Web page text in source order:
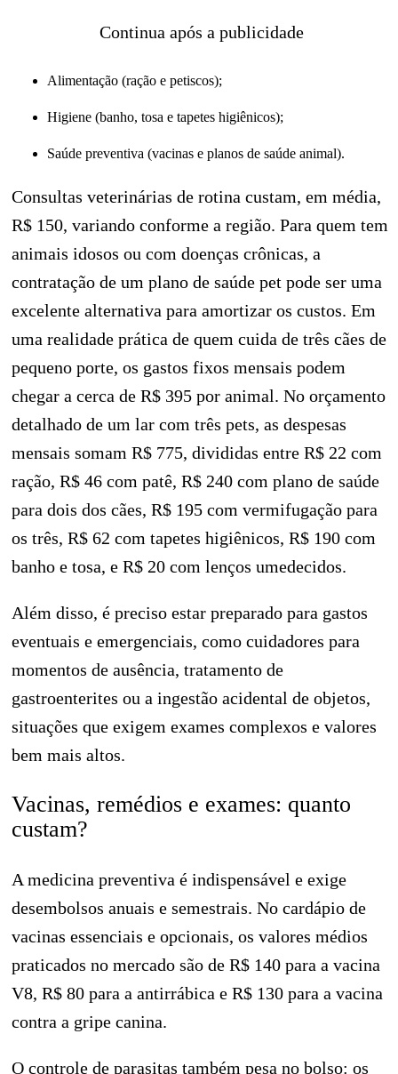
Continua após a publicidade
Alimentação (ração e petiscos);
Higiene (banho, tosa e tapetes higiênicos);
Saúde preventiva (vacinas e planos de saúde animal).
Consultas veterinárias de rotina custam, em média,
R$ 150, variando conforme a região. Para quem tem
animais idosos ou com doenças crônicas, a
contratação de um plano de saúde pet pode ser uma
excelente alternativa para amortizar os custos. Em
uma realidade prática de quem cuida de três cães de
pequeno porte, os gastos fixos mensais podem
chegar a cerca de R$ 395 por animal. No orçamento
detalhado de um lar com três pets, as despesas
mensais somam R$ 775, divididas entre R$ 22 com
ração, R$ 46 com patê, R$ 240 com plano de saúde
para dois dos cães, R$ 195 com vermifugação para
os três, R$ 62 com tapetes higiênicos, R$ 190 com
banho e tosa, e R$ 20 com lenços umedecidos.
Além disso, é preciso estar preparado para gastos
eventuais e emergenciais, como cuidadores para
momentos de ausência, tratamento de
gastroenterites ou a ingestão acidental de objetos,
situações que exigem exames complexos e valores
bem mais altos.
Vacinas, remédios e exames: quanto
custam?
A medicina preventiva é indispensável e exige
desembolsos anuais e semestrais. No cardápio de
vacinas essenciais e opcionais, os valores médios
praticados no mercado são de R$ 140 para a vacina
V8, R$ 80 para a antirrábica e R$ 130 para a vacina
contra a gripe canina.
O controle de parasitas também pesa no bolso: os